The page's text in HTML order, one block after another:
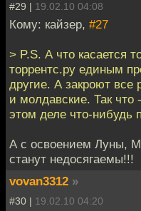
#29 | 19.02.10 04:08
Кому: кайзер, #27
> P.S. А что касается
торрентс.ру единым
другие. А закроют все
и молдавские. Так что
этом деле что-нибудь
А с освоением Луны,
станут недосягаемы!!!
vovan3312 »
#30 | 19.02.10 04:20